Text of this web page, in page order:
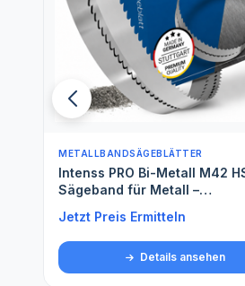
BANDSÄGEBLÄTTER FÜR WEICHHOLZ
Uddeholm
Jetzt Preis Ermitteln
Details ansehen